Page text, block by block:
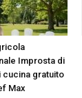
Improsta di
cucina gratuito
Max